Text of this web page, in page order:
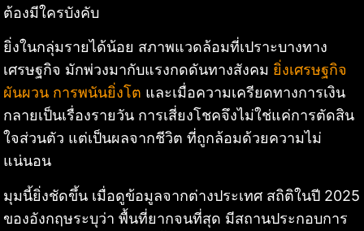
ต้องมีใครบังคับ
ยิ่งในกลุ่มรายได้น้อย สภาพแวดล้อมที่เปราะบางทาง
เศรษฐกิจ มักพ่วงมากับแรงกดดันทางสังคม ยิ่งเศรษฐกิจ
ผันผวน การพนันยิ่งโต และเมื่อความเครียดทางการเงิน
กลายเป็นเรื่องรายวัน การเสี่ยงโชคจึงไม่ใช่แค่การตัดสิน
ใจส่วนตัว แต่เป็นผลจากชีวิต ที่ถูกล้อมด้วยความไม่
แน่นอน
มุมนี้ยิ่งชัดขึ้น เมื่อดูข้อมูลจากต่างประเทศ สถิติในปี 2025
ของอังกฤษระบุว่า พื้นที่ยากจนที่สุด มีสถานประกอบการ